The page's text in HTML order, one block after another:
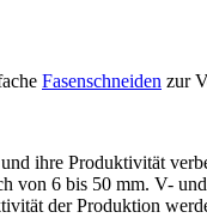
Fasenschneiden zur
ihre Produktivität
von 6 bis 50 mm. V-
der Produktion